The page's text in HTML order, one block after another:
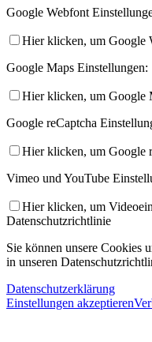
Google Webfont
Hier klicken, um Google
Google Maps Einstellungen:
Hier klicken, um Google
Google reCaptcha
Hier klicken, um Google
Vimeo und YouTube
Hier klicken, um
Datenschutzrichtlinie
Sie können unsere Cookies
in unseren
Datenschutzerklärung
Einstellungen akzeptieren